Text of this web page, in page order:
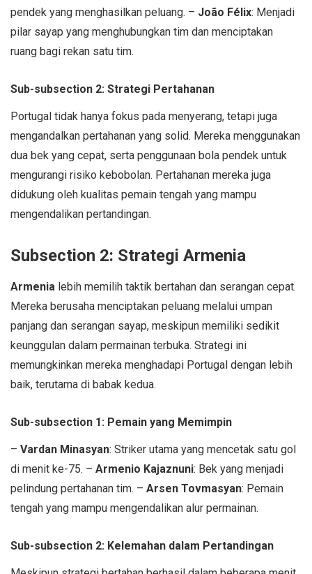
pendek yang menghasilkan peluang. – João Félix: Menjadi
pilar sayap yang menghubungkan tim dan menciptakan
ruang bagi rekan satu tim.
Sub-subsection 2: Strategi Pertahanan
Portugal tidak hanya fokus pada menyerang, tetapi juga
mengandalkan pertahanan yang solid. Mereka menggunakan
dua bek yang cepat, serta penggunaan bola pendek untuk
mengurangi risiko kebobolan. Pertahanan mereka juga
didukung oleh kualitas pemain tengah yang mampu
mengendalikan pertandingan.
Subsection 2: Strategi Armenia
Armenia lebih memilih taktik bertahan dan serangan cepat.
Mereka berusaha menciptakan peluang melalui umpan
panjang dan serangan sayap, meskipun memiliki sedikit
keunggulan dalam permainan terbuka. Strategi ini
memungkinkan mereka menghadapi Portugal dengan lebih
baik, terutama di babak kedua.
Sub-subsection 1: Pemain yang Memimpin
– Vardan Minasyan: Striker utama yang mencetak satu gol
di menit ke-75. – Armenio Kajaznuni: Bek yang menjadi
pelindung pertahanan tim. – Arsen Tovmasyan: Pemain
tengah yang mampu mengendalikan alur permainan.
Sub-subsection 2: Kelemahan dalam Pertandingan